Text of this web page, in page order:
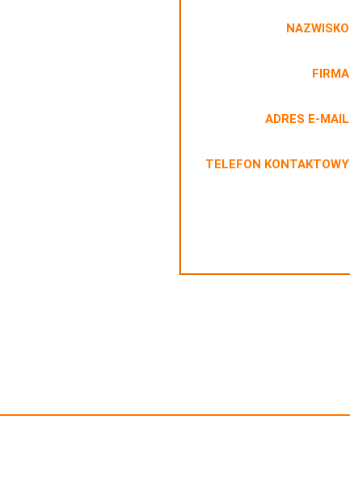
ADRES E-
TELEFON